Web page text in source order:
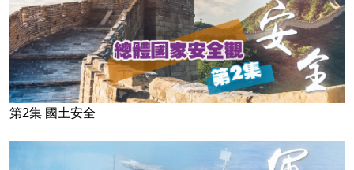
第2集 國土安全